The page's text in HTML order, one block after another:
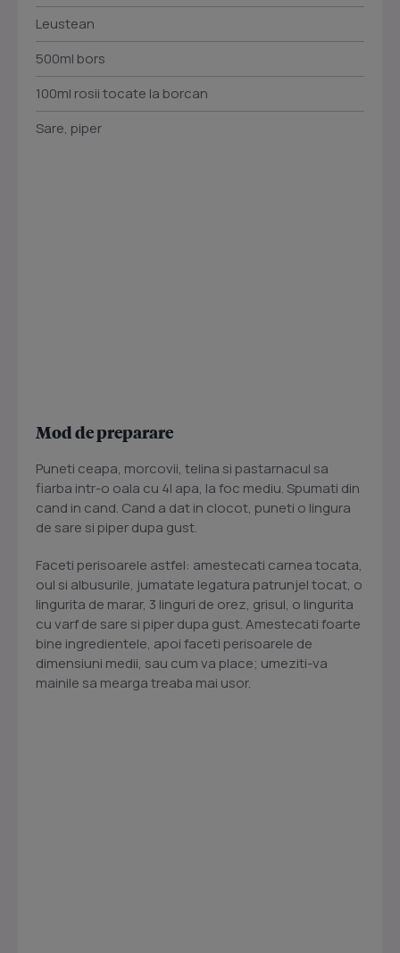
Leustean
500ml bors
100ml rosii tocate la borcan
Sare, piper
Mod de preparare
Puneti ceapa, morcovii, telina si pastarnacul sa
fiarba intr-o oala cu 4l apa, la foc mediu. Spumati din
cand in cand. Cand a dat in clocot, puneti o lingura
de sare si piper dupa gust.
Faceti perisoarele astfel: amestecati carnea tocata,
oul si albusurile, jumatate legatura patrunjel tocat, o
lingurita de marar, 3 linguri de orez, grisul, o lingurita
cu varf de sare si piper dupa gust. Amestecati foarte
bine ingredientele, apoi faceti perisoarele de
dimensiuni medii, sau cum va place; umeziti-va
mainile sa mearga treaba mai usor.